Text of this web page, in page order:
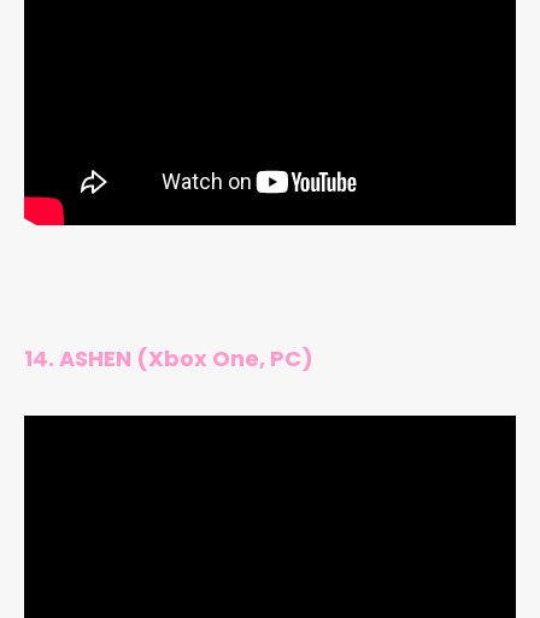
14. ASHEN (Xbox One, PC)